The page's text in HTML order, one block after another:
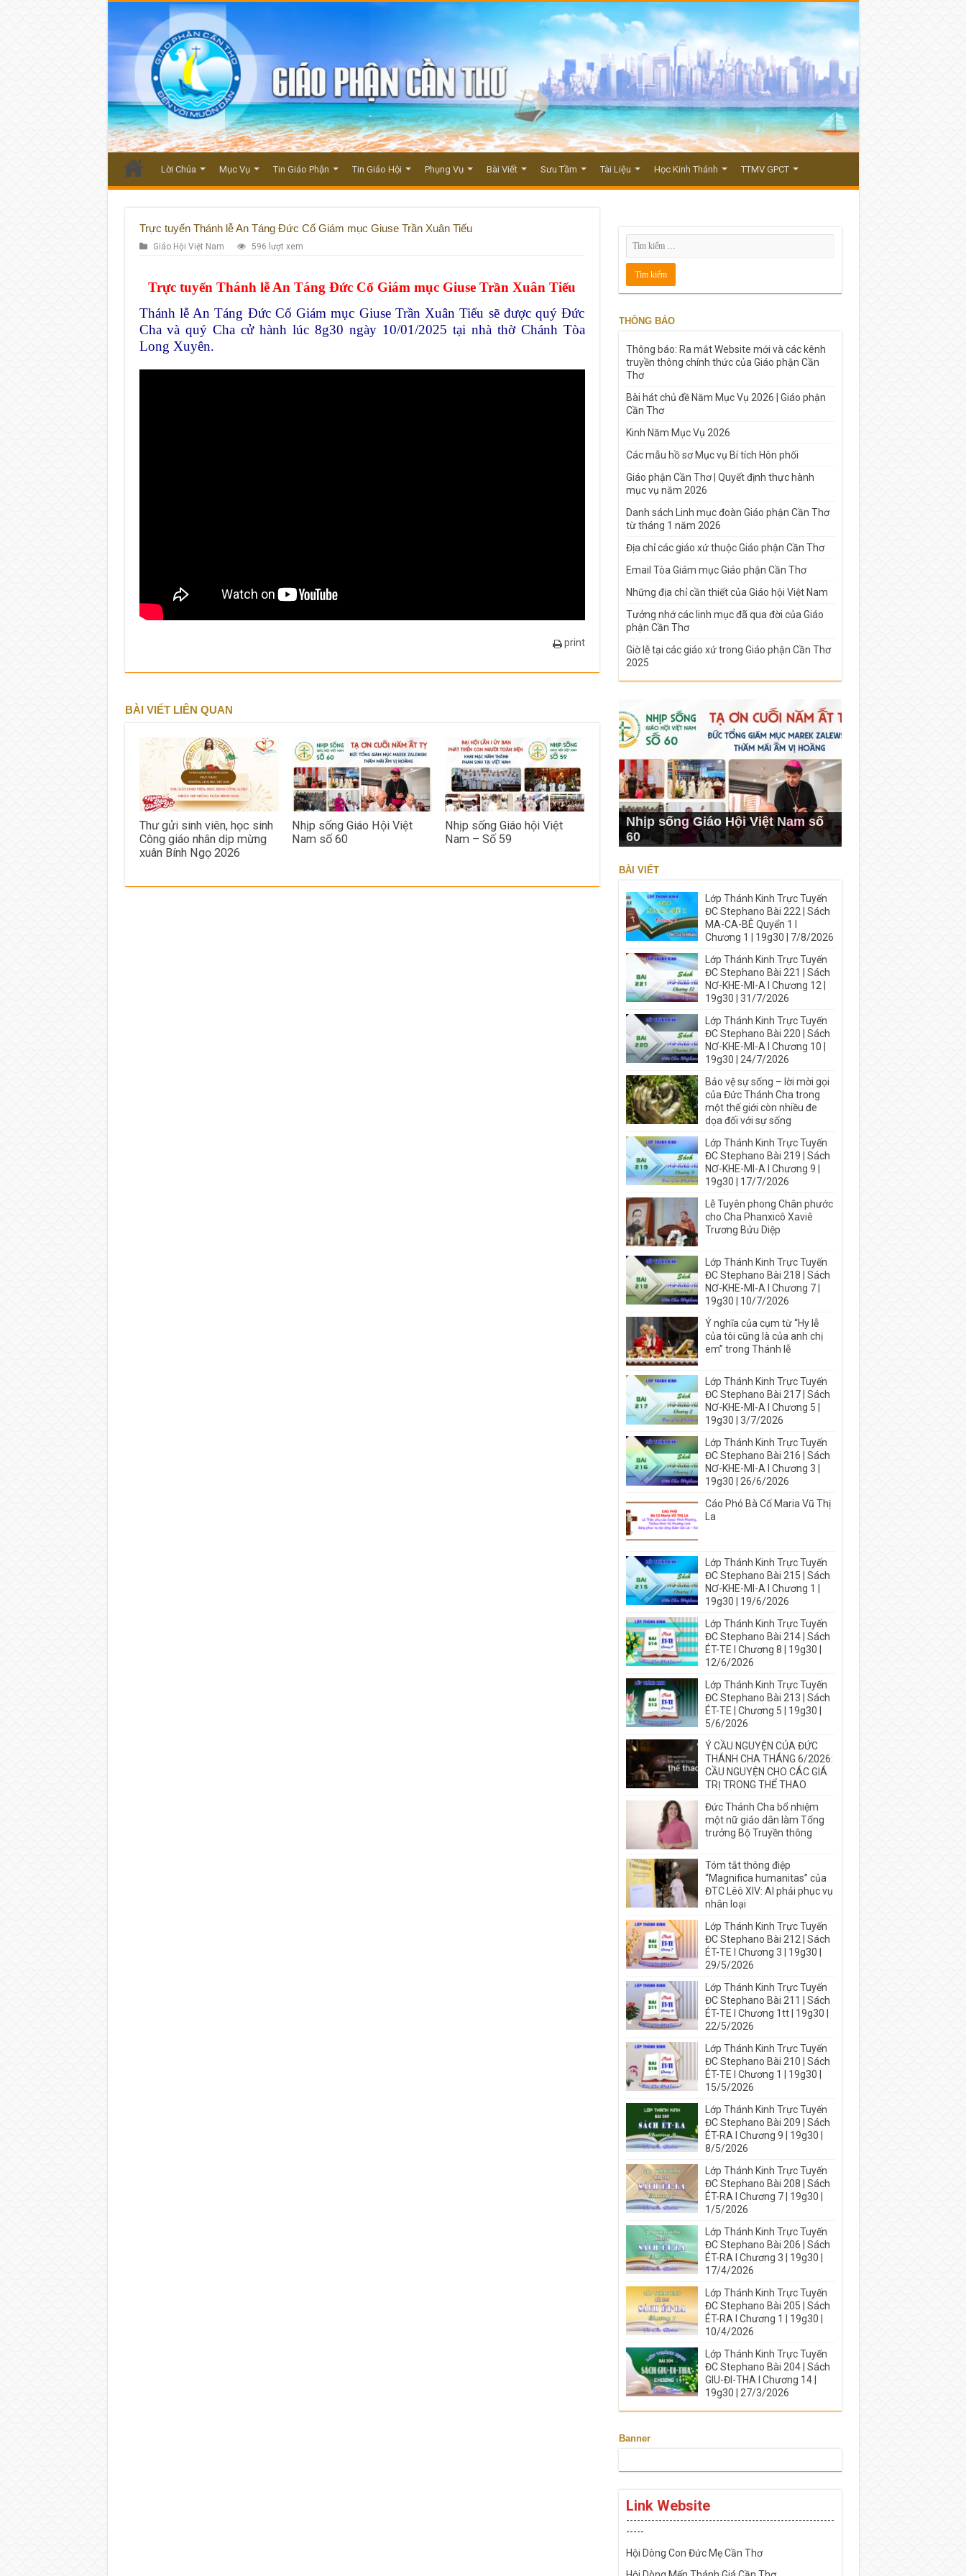
Lời Chúa Mục Vụ Tin Giáo Phận Tin Giáo Hội Phụng Vụ Bài Viết Sưu Tầm Tài Liệu Học Kinh Thánh TTMV GPCT
Trực tuyến Thánh lễ An Táng Đức Cố Giám mục Giuse Trần Xuân Tiếu
Giáo Hội Việt Nam 596 lượt xem
Trực tuyến Thánh lễ An Táng Đức Cố Giám mục Giuse Trần Xuân Tiếu
Thánh lễ An Táng Đức Cố Giám mục Giuse Trần Xuân Tiếu sẽ được quý Đức
Cha và quý Cha cử hành lúc 8g30 ngày 10/01/2025 tại nhà thờ Chánh Tòa
Long Xuyên.
print
BÀI VIẾT LIÊN QUAN
Thư gửi sinh viên, học sinh
Công giáo nhân dịp mừng
xuân Bính Ngọ 2026
Nhịp sống Giáo Hội Việt
Nam số 60
Nhịp sống Giáo hội Việt
Nam – Số 59
THÔNG BÁO
Thông báo: Ra mắt Website mới và các kênh
truyền thông chính thức của Giáo phận Cần
Thơ
Bài hát chủ đề Năm Mục Vụ 2026 | Giáo phận
Cần Thơ
Kinh Năm Mục Vụ 2026
Các mẫu hồ sơ Mục vụ Bí tích Hôn phối
Giáo phận Cần Thơ | Quyết định thực hành
mục vụ năm 2026
Danh sách Linh mục đoàn Giáo phận Cần Thơ
từ tháng 1 năm 2026
Địa chỉ các giáo xứ thuộc Giáo phận Cần Thơ
Email Tòa Giám mục Giáo phận Cần Thơ
Những địa chỉ cần thiết của Giáo hội Việt Nam
Tưởng nhớ các linh mục đã qua đời của Giáo
phận Cần Thơ
Giờ lễ tại các giáo xứ trong Giáo phận Cần Thơ
2025
Nhịp sống Giáo Hội Việt Nam số
60
BÀI VIẾT
Lớp Thánh Kinh Trực Tuyến
ĐC Stephano Bài 222 | Sách
MA-CA-BÊ Quyển 1 I
Chương 1 | 19g30 | 7/8/2026
Lớp Thánh Kinh Trực Tuyến
ĐC Stephano Bài 221 | Sách
NƠ-KHE-MI-A I Chương 12 |
19g30 | 31/7/2026
Lớp Thánh Kinh Trực Tuyến
ĐC Stephano Bài 220 | Sách
NƠ-KHE-MI-A I Chương 10 |
19g30 | 24/7/2026
Bảo vệ sự sống – lời mời gọi
của Đức Thánh Cha trong
một thế giới còn nhiều đe
dọa đối với sự sống
Lớp Thánh Kinh Trực Tuyến
ĐC Stephano Bài 219 | Sách
NƠ-KHE-MI-A I Chương 9 |
19g30 | 17/7/2026
Lễ Tuyên phong Chân phước
cho Cha Phanxicô Xaviê
Trương Bửu Diệp
Lớp Thánh Kinh Trực Tuyến
ĐC Stephano Bài 218 | Sách
NƠ-KHE-MI-A I Chương 7 |
19g30 | 10/7/2026
Ý nghĩa của cụm từ “Hy lễ
của tôi cũng là của anh chị
em” trong Thánh lễ
Lớp Thánh Kinh Trực Tuyến
ĐC Stephano Bài 217 | Sách
NƠ-KHE-MI-A I Chương 5 |
19g30 | 3/7/2026
Lớp Thánh Kinh Trực Tuyến
ĐC Stephano Bài 216 | Sách
NƠ-KHE-MI-A I Chương 3 |
19g30 | 26/6/2026
Cáo Phó Bà Cố Maria Vũ Thị
La
Lớp Thánh Kinh Trực Tuyến
ĐC Stephano Bài 215 | Sách
NƠ-KHE-MI-A I Chương 1 |
19g30 | 19/6/2026
Lớp Thánh Kinh Trực Tuyến
ĐC Stephano Bài 214 | Sách
ÉT-TE I Chương 8 | 19g30 |
12/6/2026
Lớp Thánh Kinh Trực Tuyến
ĐC Stephano Bài 213 | Sách
ÉT-TE | Chương 5 | 19g30 |
5/6/2026
Ý CẦU NGUYỆN CỦA ĐỨC
THÁNH CHA THÁNG 6/2026:
CẦU NGUYỆN CHO CÁC GIÁ
TRỊ TRONG THỂ THAO
Đức Thánh Cha bổ nhiệm
một nữ giáo dân làm Tổng
trưởng Bộ Truyền thông
Tóm tắt thông điệp
“Magnifica humanitas” của
ĐTC Lêô XIV: AI phải phục vụ
nhân loại
Lớp Thánh Kinh Trực Tuyến
ĐC Stephano Bài 212 | Sách
ÉT-TE I Chương 3 | 19g30 |
29/5/2026
Lớp Thánh Kinh Trực Tuyến
ĐC Stephano Bài 211 | Sách
ÉT-TE I Chương 1tt | 19g30 |
22/5/2026
Lớp Thánh Kinh Trực Tuyến
ĐC Stephano Bài 210 | Sách
ÉT-TE I Chương 1 | 19g30 |
15/5/2026
Lớp Thánh Kinh Trực Tuyến
ĐC Stephano Bài 209 | Sách
ÉT-RA I Chương 9 | 19g30 |
8/5/2026
Lớp Thánh Kinh Trực Tuyến
ĐC Stephano Bài 208 | Sách
ÉT-RA I Chương 7 | 19g30 |
1/5/2026
Lớp Thánh Kinh Trực Tuyến
ĐC Stephano Bài 206 | Sách
ÉT-RA I Chương 3 | 19g30 |
17/4/2026
Lớp Thánh Kinh Trực Tuyến
ĐC Stephano Bài 205 | Sách
ÉT-RA I Chương 1 | 19g30 |
10/4/2026
Lớp Thánh Kinh Trực Tuyến
ĐC Stephano Bài 204 | Sách
GIU-ĐI-THA I Chương 14 |
19g30 | 27/3/2026
Banner
Link Website
----------------------------------------------------------
-----
Hội Dòng Con Đức Mẹ Cần Thơ